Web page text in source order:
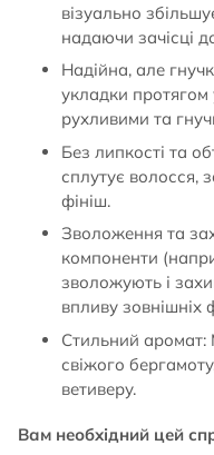
візуально
надаючи зачісці
Надійна, але
укладки протягом
рухливими та
Без липкості та
сплутує волосся,
фініш.
Зволоження та
компоненти
зволожують і
впливу зовнішніх
Стильний аромат:
свіжого
ветиверу.
Вам необхідний цей